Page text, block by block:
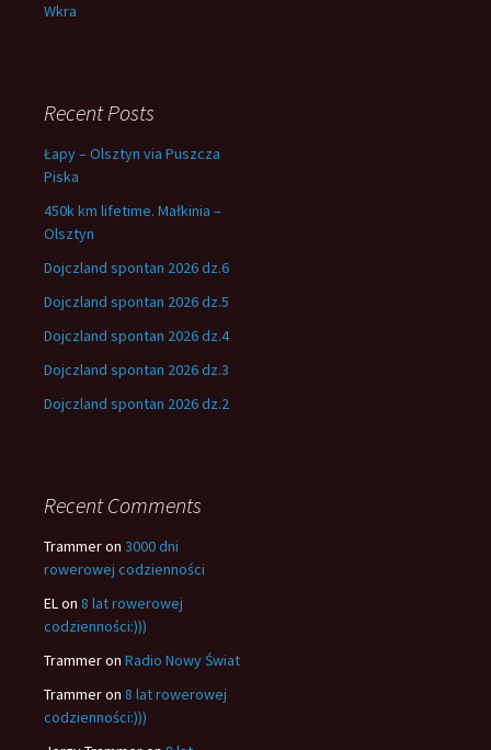
Wkra
Recent Posts
Łapy – Olsztyn via Puszcza
Piska
450k km lifetime. Małkinia –
Olsztyn
Dojczland spontan 2026 dz.6
Dojczland spontan 2026 dz.5
Dojczland spontan 2026 dz.4
Dojczland spontan 2026 dz.3
Dojczland spontan 2026 dz.2
Recent Comments
Trammeron 3000 dni
rowerowej codzienności
ELon 8 lat rowerowej
codzienności:)))
Trammeron Radio Nowy Świat
Trammeron 8 lat rowerowej
codzienności:)))